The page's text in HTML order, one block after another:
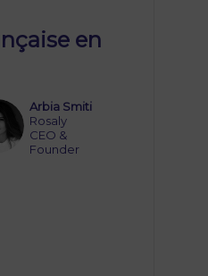
en
Arbia Smiti
Rosaly
CEO &
Founder